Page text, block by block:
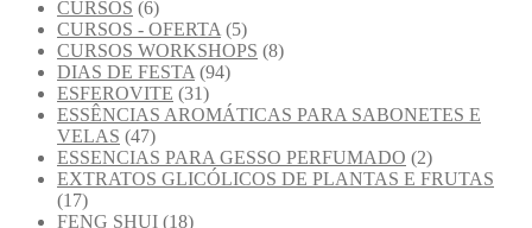
CURSOS (6)
CURSOS - OFERTA (5)
CURSOS WORKSHOPS (8)
DIAS DE FESTA (94)
ESFEROVITE (31)
ESSÊNCIAS AROMÁTICAS PARA SABONETES E
VELAS (47)
ESSENCIAS PARA GESSO PERFUMADO (2)
EXTRATOS GLICÓLICOS DE PLANTAS E FRUTAS
(17)
FENG SHUI (18)